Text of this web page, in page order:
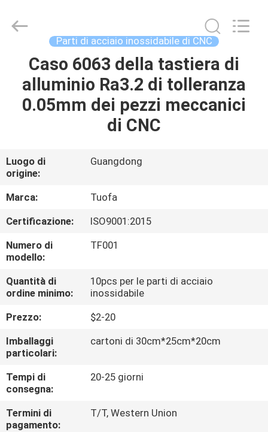
CASA.
PRODOTTI
DI
NOI
VISITA
ALLA
FABBRICA
CONTROLLO
DELLA
QUALITÀ
CONTATTACI
NOTIZIE
Technology
Parti di acciaio inossidabile di CNC
Caso 6063 della tastiera di
alluminio Ra3.2 di tolleranza
0.05mm dei pezzi meccanici
di CNC
Luogo di
origine:
Guangdong
Marca:
Tuofa
Certificazione:
ISO9001:2015
Numero di
modello:
TF001
Quantità di
ordine minimo:
10pcs per le parti di acciaio
inossidabile
Prezzo:
$2-20
Imballaggi
particolari:
cartoni di 30cm*25cm*20cm
Tempi di
consegna:
20-25 giorni
Termini di
pagamento:
T/T, Western Union